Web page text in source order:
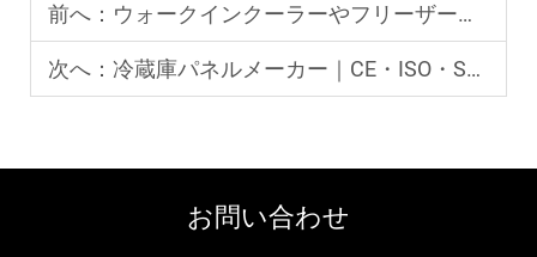
前へ： ウォークインクーラーやフリーザーについて知っておくべきすべてのこと
次へ： 冷蔵庫パネルメーカー｜CE・ISO・SGS認証工場
お問い合わせ